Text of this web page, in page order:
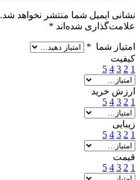
نشانی ایمیل شما منتشر نخواهد شد.
علامت‌گذاری شده‌اند *
امتیاز شما *
کیفیت
1
2
3
4
5
ارزش خرید
1
2
3
4
5
زیبایی
1
2
3
4
5
قیمت
1
2
3
4
5